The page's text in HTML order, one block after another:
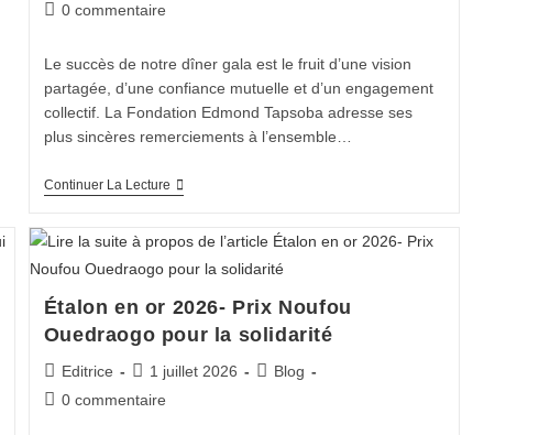
0 commentaire
Le succès de notre dîner gala est le fruit d’une vision
partagée, d’une confiance mutuelle et d’un engagement
collectif. La Fondation Edmond Tapsoba adresse ses
plus sincères remerciements à l’ensemble…
Continuer La Lecture
Étalon en or 2026- Prix Noufou
Ouedraogo pour la solidarité
Editrice 1 juillet 2026
Blog
0 commentaire